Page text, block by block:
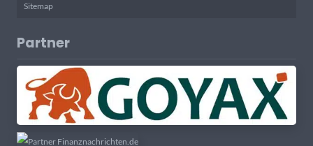
Sitemap
Partner